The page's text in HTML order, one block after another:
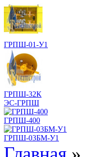
ГРПШ-01-У1
ГРПШ-32К
ЭС-ГРПШ
ГРПШ-400
ГРПШ-03БМ-У1